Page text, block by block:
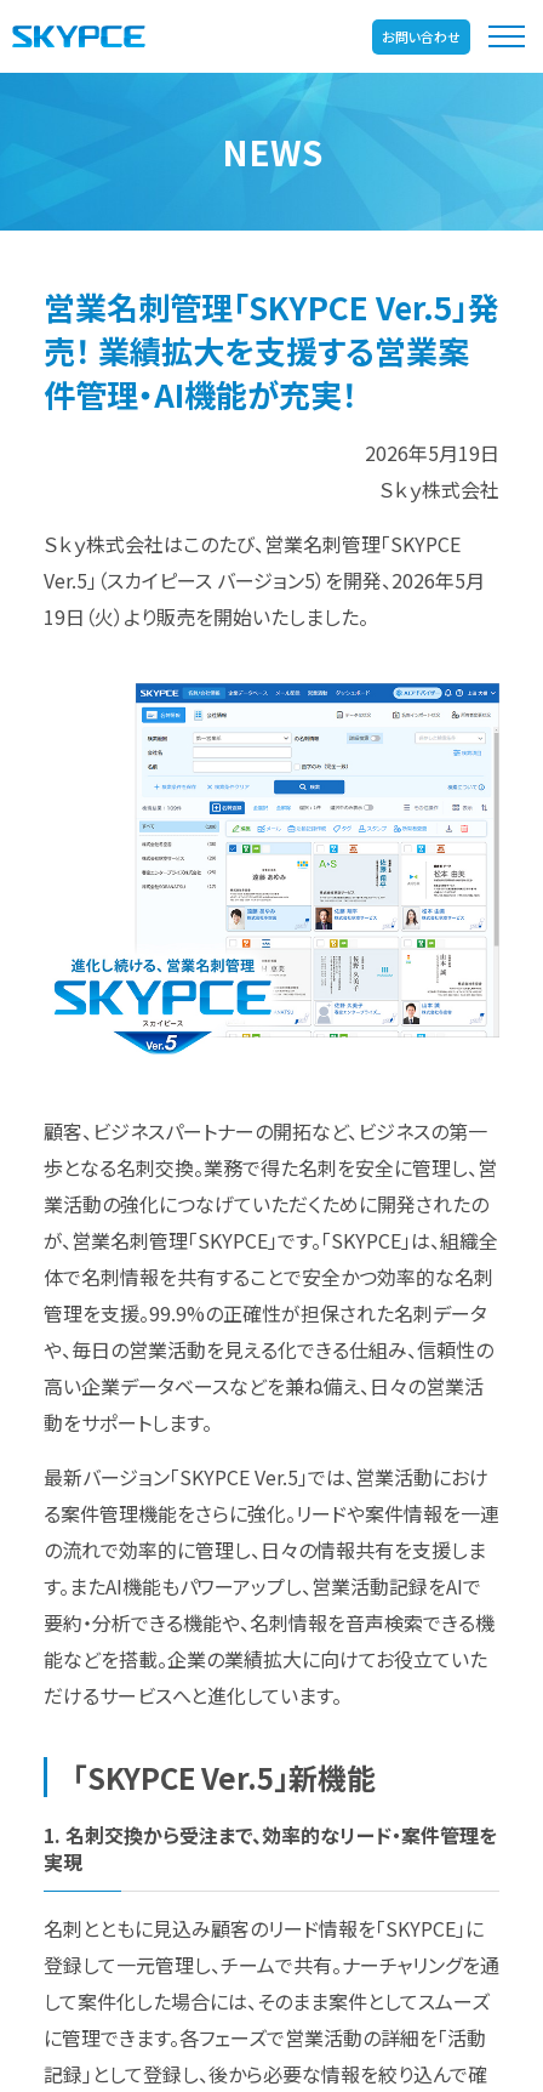
お問い合わせ
NEWS
営業名刺管理「SKYPCE Ver.5」発
売！ 業績拡大を支援する営業案
件管理・AI機能が充実！
2026年5月19日
Ｓｋｙ株式会社
Ｓｋｙ株式会社はこのたび、営業名刺管理「SKYPCE
Ver.5」（スカイピース バージョン5）を開発、2026年5月
19日（火）より販売を開始いたしました。
顧客、ビジネスパートナーの開拓など、ビジネスの第一
歩となる名刺交換。業務で得た名刺を安全に管理し、営
業活動の強化につなげていただくために開発されたの
が、営業名刺管理「SKYPCE」です。「SKYPCE」は、組織全
体で名刺情報を共有することで安全かつ効率的な名刺
管理を支援。99.9%の正確性が担保された名刺データ
や、毎日の営業活動を見える化できる仕組み、信頼性の
高い企業データベースなどを兼ね備え、日々の営業活
動をサポートします。
最新バージョン「SKYPCE Ver.5」では、営業活動におけ
る案件管理機能をさらに強化。リードや案件情報を一連
の流れで効率的に管理し、日々の情報共有を支援しま
す。またAI機能もパワーアップし、営業活動記録をAIで
要約・分析できる機能や、名刺情報を音声検索できる機
能などを搭載。企業の業績拡大に向けてお役立ていた
だけるサービスへと進化しています。
「SKYPCE Ver.5」新機能
1. 名刺交換から受注まで、効率的なリード・案件管理を
実現
名刺とともに見込み顧客のリード情報を「SKYPCE」に
登録して一元管理し、チームで共有。ナーチャリングを通
して案件化した場合には、そのまま案件としてスムーズ
に管理できます。各フェーズで営業活動の詳細を「活動
記録」として登録し、後から必要な情報を絞り込んで確